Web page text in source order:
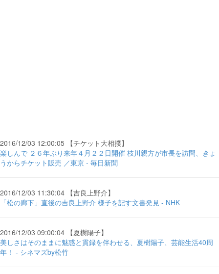
2016/12/03 12:00:05 【チケット大相撲】
楽しんで ２６年ぶり来年４月２２日開催 枝川親方が市長を訪問、きょ
うからチケット販売 ／東京 - 毎日新聞
2016/12/03 11:30:04 【吉良上野介】
「松の廊下」直後の吉良上野介 様子を記す文書発見 - NHK
2016/12/03 09:00:04 【夏樹陽子】
美しさはそのままに魅惑と貫録を伴わせる、夏樹陽子、芸能生活40周
年！ - シネマズby松竹